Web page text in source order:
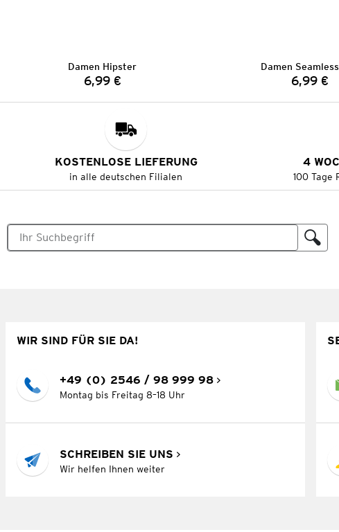
Damen Hipster
Preis:
6,99 €
Damen
Preis:
6,99 €
KOSTENLOSE LIEFERUNG
in alle deutschen Filialen
4
100 Tage
WIR SIND FÜR SIE DA!
+49 (0) 2546 / 98 999 98
Montag bis Freitag 8–18 Uhr
SCHREIBEN SIE UNS
Wir helfen Ihnen weiter